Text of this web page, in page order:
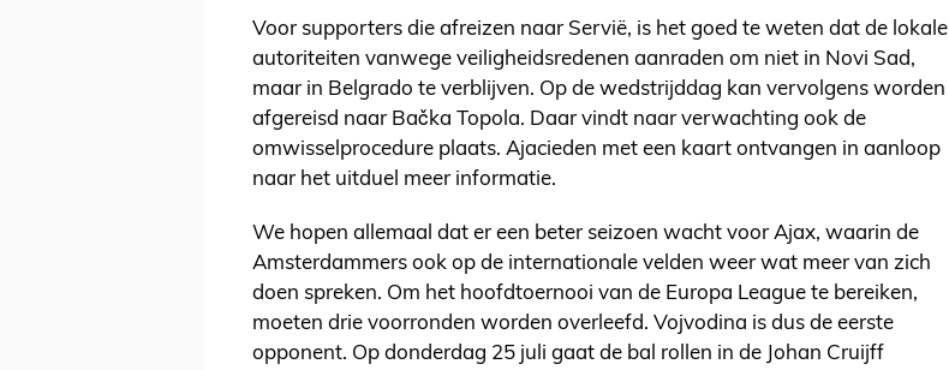
Voor supporters die afreizen naar Servië, is het goed te weten dat de lokale
autoriteiten vanwege veiligheidsredenen aanraden om niet in Novi Sad,
maar in Belgrado te verblijven. Op de wedstrijddag kan vervolgens worden
afgereisd naar Bačka Topola. Daar vindt naar verwachting ook de
omwisselprocedure plaats. Ajacieden met een kaart ontvangen in aanloop
naar het uitduel meer informatie.
We hopen allemaal dat er een beter seizoen wacht voor Ajax, waarin de
Amsterdammers ook op de internationale velden weer wat meer van zich
doen spreken. Om het hoofdtoernooi van de Europa League te bereiken,
moeten drie voorronden worden overleefd. Vojvodina is dus de eerste
opponent. Op donderdag 25 juli gaat de bal rollen in de Johan Cruijff